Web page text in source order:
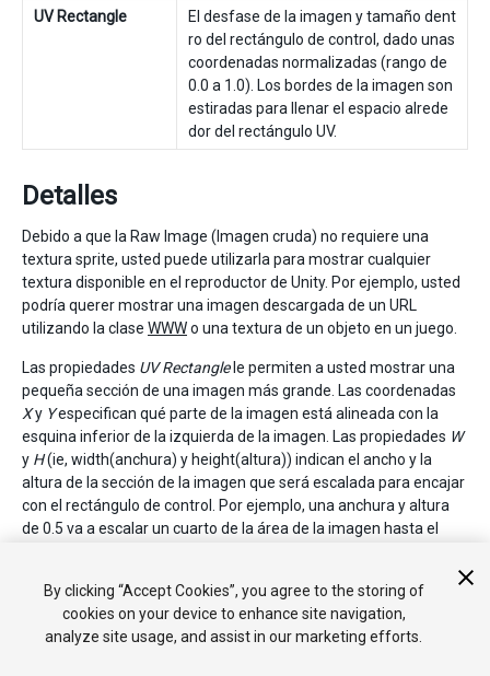
UV Rectangle
El desfase de la imagen y tamaño dent
ro del rectángulo de control, dado unas
coordenadas normalizadas (rango de
0.0 a 1.0). Los bordes de la imagen son
estiradas para llenar el espacio alrede
dor del rectángulo UV.
Detalles
Debido a que la Raw Image (Imagen cruda) no requiere una
textura sprite, usted puede utilizarla para mostrar cualquier
textura disponible en el reproductor de Unity. Por ejemplo, usted
podría querer mostrar una imagen descargada de un URL
utilizando la clase WWWo una textura de un objeto en un juego.
Las propiedades UV Rectanglele permiten a usted mostrar una
pequeña sección de una imagen más grande. Las coordenadas
Xy Yespecifican qué parte de la imagen está alineada con la
esquina inferior de la izquierda de la imagen. Las propiedades W
y H(ie, width(anchura) y height(altura)) indican el ancho y la
altura de la sección de la imagen que será escalada para encajar
con el rectángulo de control. Por ejemplo, una anchura y altura
de 0.5 va a escalar un cuarto de la área de la imagen hasta el
también el controlScrollbar).
By clicking “Accept Cookies”, you agree to the storing of
cookies on your device to enhance site navigation,
analyze site usage, and assist in our marketing efforts.